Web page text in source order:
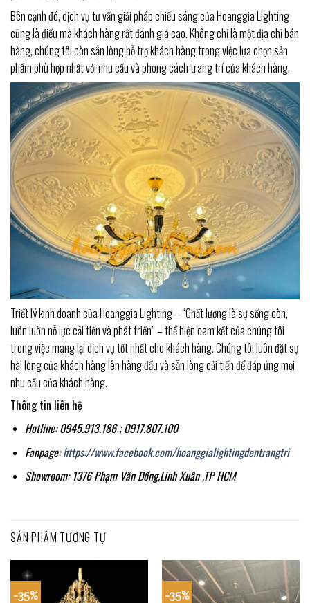
Bên cạnh đó, dịch vụ tư vấn giải pháp chiếu sáng của Hoanggia Lighting
cũng là điều mà khách hàng rất đánh giá cao. Không chỉ là một địa chỉ bán
hàng, chúng tôi còn sẵn lòng hỗ trợ khách hàng trong việc lựa chọn sản
phẩm phù hợp nhất với nhu cầu và phong cách trang trí của khách hàng.
Triết lý kinh doanh của Hoanggia Lighting – “Chất lượng là sự sống còn,
luôn luôn nỗ lực cải tiến và phát triển” – thể hiện cam kết của chúng tôi
trong việc mang lại dịch vụ tốt nhất cho khách hàng. Chúng tôi luôn đặt sự
hài lòng của khách hàng lên hàng đầu và sẵn lòng cải tiến để đáp ứng mọi
nhu cầu của khách hàng.
Thông tin liên hệ
Hotline: 0945.913.186 ; 0917.807.100
Fanpage:https://www.facebook.com/hoanggialightingdentrangtri
Showroom: 1376 Phạm Văn Đồng,Linh Xuân ,TP HCM
SẢN PHẨM TƯƠNG TỰ
-35% -35%